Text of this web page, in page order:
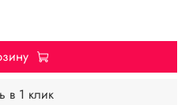
в 1 клик